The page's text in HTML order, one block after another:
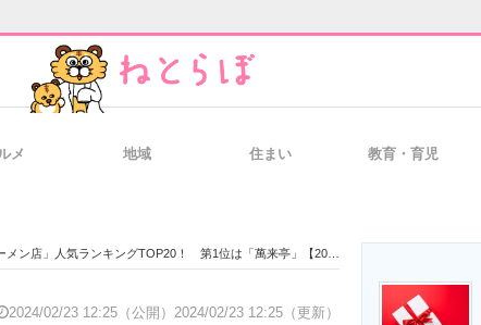
経営リーダーのコミュニティ
メ 地域 住まい 教育・育児
ランキングTOP20！ 第1位は「萬来亭」【2024年2月20日時点の評価／ラーメンデータベース】
2024/02/23 12:25（公開） 2024/02/23 12:25（更新）